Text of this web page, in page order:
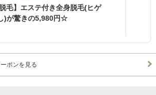
毛】エステ付き全身脱毛(ヒゲ
)が驚きの5,980円☆
ポンを見る